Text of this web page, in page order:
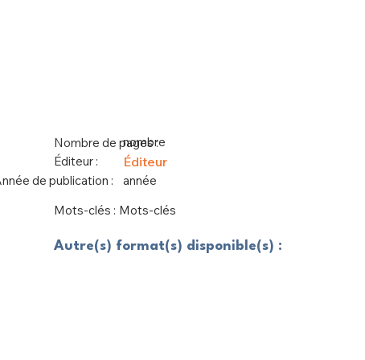
Nombre de pages :
Éditeur :
de publication :
nombre
Éditeur
année
Mots-clés : Mots-clés
Autre(s) format(s) disponible(s) :